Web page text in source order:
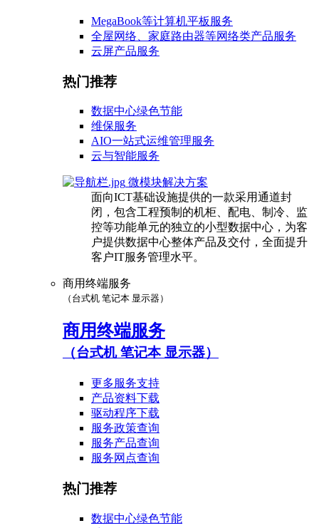
MegaBook等计算机平板服务
全屋网络、家庭路由器等网络类产品服务
云屏产品服务
热门推荐
数据中心绿色节能
维保服务
AIO一站式运维管理服务
云与智能服务
微模块解决方案
面向ICT基础设施提供的一款采用通道封
闭，包含工程预制的机柜、配电、制冷、监
控等功能单元的独立的小型数据中心，为客
户提供数据中心整体产品及交付，全面提升
客户IT服务管理水平。
商用终端服务
（台式机 笔记本 显示器）
商用终端服务
（台式机 笔记本 显示器）
更多服务支持
产品资料下载
驱动程序下载
服务政策查询
服务产品查询
服务网点查询
热门推荐
数据中心绿色节能